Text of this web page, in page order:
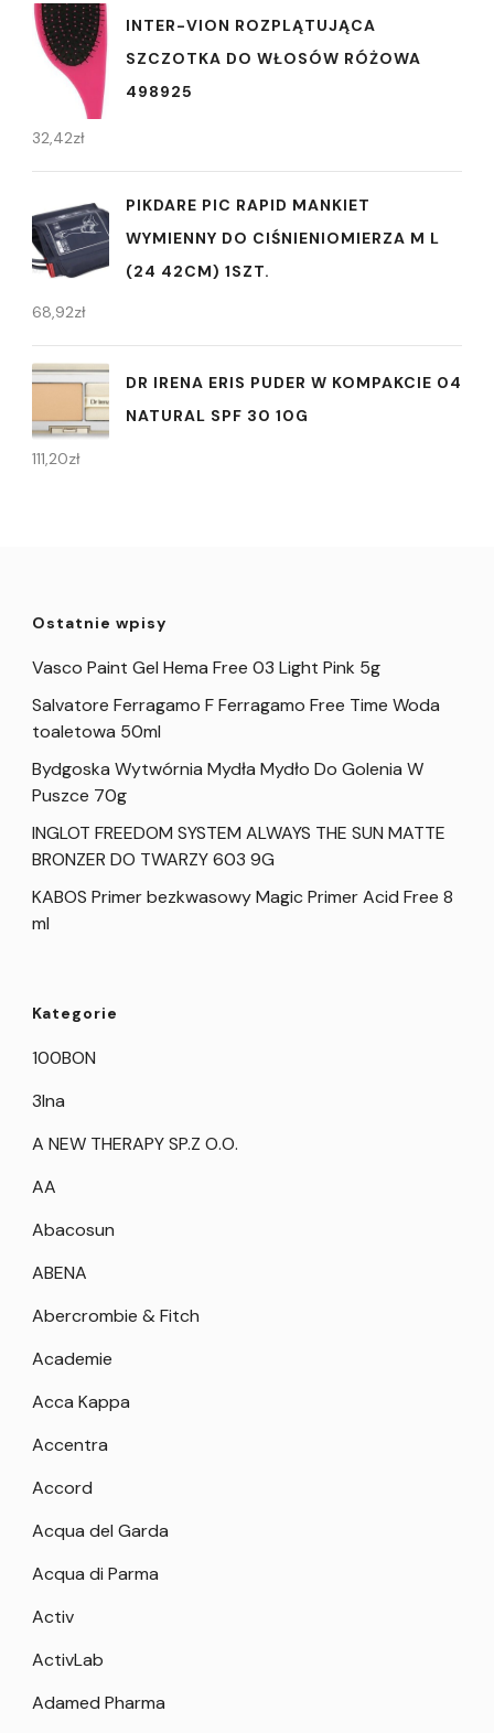
INTER-VION ROZPLĄTUJĄCA
SZCZOTKA DO WŁOSÓW RÓŻOWA
498925
32,42zł
PIKDARE PIC RAPID MANKIET
WYMIENNY DO CIŚNIENIOMIERZA M L
(24 42CM) 1SZT.
68,92zł
DR IRENA ERIS PUDER W KOMPAKCIE 04
NATURAL SPF 30 10G
111,20zł
Ostatnie wpisy
Vasco Paint Gel Hema Free 03 Light Pink 5g
Salvatore Ferragamo F Ferragamo Free Time Woda
toaletowa 50ml
Bydgoska Wytwórnia Mydła Mydło Do Golenia W
Puszce 70g
INGLOT FREEDOM SYSTEM ALWAYS THE SUN MATTE
BRONZER DO TWARZY 603 9G
KABOS Primer bezkwasowy Magic Primer Acid Free 8
ml
Kategorie
100BON
3Ina
A NEW THERAPY SP.Z O.O.
AA
Abacosun
ABENA
Abercrombie & Fitch
Academie
Acca Kappa
Accentra
Accord
Acqua del Garda
Acqua di Parma
Activ
ActivLab
Adamed Pharma